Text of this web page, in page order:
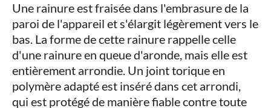
Une rainure est fraisée dans l'embrasure de la
paroi de l'appareil et s'élargit légèrement vers le
bas. La forme de cette rainure rappelle celle
d'une rainure en queue d'aronde, mais elle est
entièrement arrondie. Un joint torique en
polymère adapté est inséré dans cet arrondi,
qui est protégé de manière fiable contre toute